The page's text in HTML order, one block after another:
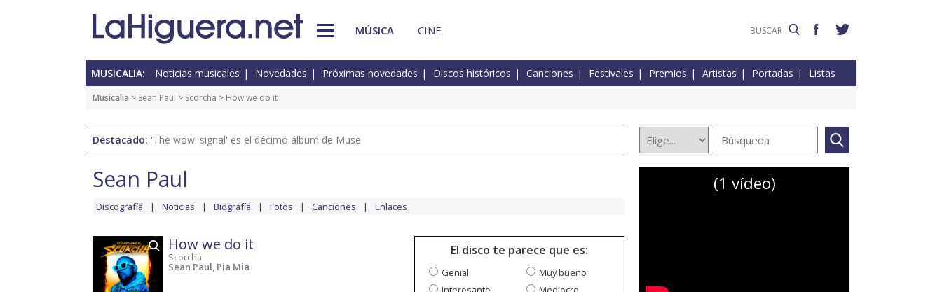
MÚSICA CINE
MUSICALIA: Noticias musicales Novedades Próximas novedades Discos históricos Canciones Festivales Premios Artistas Portadas Listas
Musicalia > Sean Paul > Scorcha > How we do it
Destacado: 'The wow! signal' es el décimo álbum de Muse
Sean Paul
Discografía Noticias Biografía Fotos Canciones Enlaces
How we do it
Scorcha
Sean Paul, Pia Mia
El disco te parece que es:
Genial
Muy bueno
(1 vídeo)